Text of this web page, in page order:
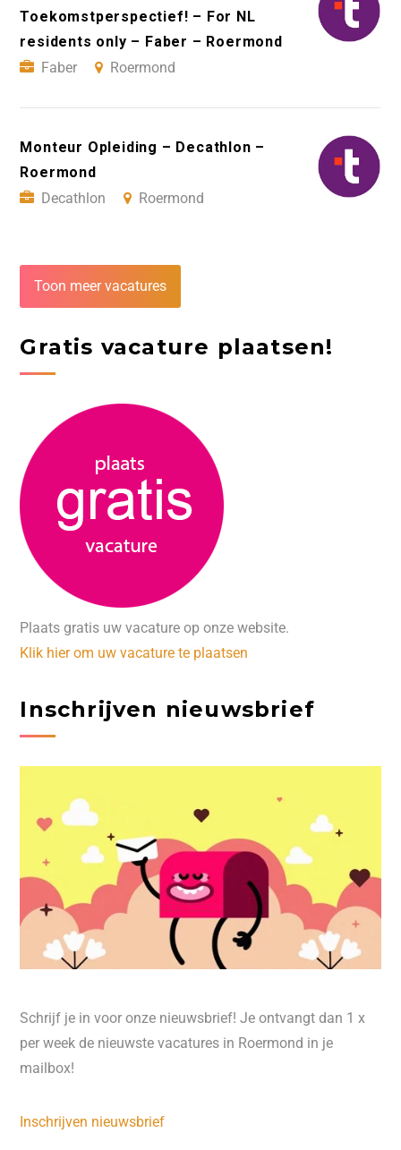
Toekomstperspectief! – For NL
residents only – Faber – Roermond
Faber
Roermond
Monteur Opleiding – Decathlon –
Roermond
Decathlon
Roermond
Toon meer vacatures
Gratis vacature plaatsen!
Plaats gratis uw vacature op onze website.
Klik hier om uw vacature te plaatsen
Inschrijven nieuwsbrief
Schrijf je in voor onze nieuwsbrief! Je ontvangt dan 1 x
per week de nieuwste vacatures in Roermond in je
mailbox!
Inschrijven nieuwsbrief